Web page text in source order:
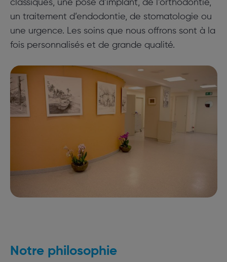
classiques, une pose d’implant, de l’orthodontie,
un traitement d’endodontie, de stomatologie ou
une urgence. Les soins que nous offrons sont à la
fois personnalisés et de grande qualité.
Notre philosophie